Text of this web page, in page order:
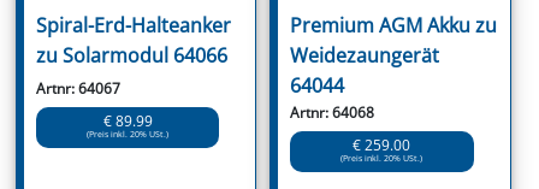
Spiral-Erd-Halteanker
zu Solarmodul 64066
Artnr: 64067
€ 89.99
(Preis inkl. 20% USt.)
Premium AGM Akku zu
Weidezaungerät
64044
Artnr: 64068
€ 259.00
(Preis inkl. 20% USt.)